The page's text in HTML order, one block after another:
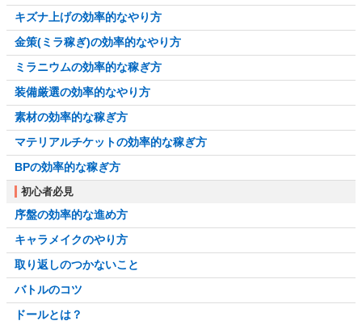
キズナ上げの効率的なやり方
金策(ミラ稼ぎ)の効率的なやり方
ミラニウムの効率的な稼ぎ方
装備厳選の効率的なやり方
素材の効率的な稼ぎ方
マテリアルチケットの効率的な稼ぎ方
BPの効率的な稼ぎ方
初心者必見
序盤の効率的な進め方
キャラメイクのやり方
取り返しのつかないこと
バトルのコツ
ドールとは？